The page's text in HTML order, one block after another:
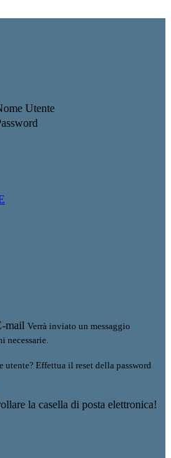
Utente
mail Verrà inviato un messaggio
necessarie.
utente? Effettua il reset della password
la casella di posta elettronica!